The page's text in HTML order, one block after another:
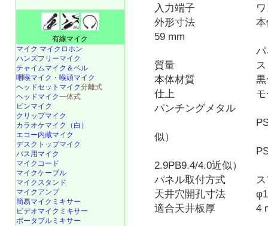
入力端子 ワンタ
外形寸法 本体部：
59 mm
パネル部：
質量 スピーカ
本体材質 黒色モ
仕上 モールド成
パンチングメタル
PS-S20B：黒
似）
PS-S20W：
2.9PB9.4/4.0近似）
パネル取付方式 スプ
天井穴開孔寸法
適合天井板厚 4
有線マイク
マイク マイクロホン
ハンズフリーマイク
チャイムマイク＆ベル
咽喉マイク・喉頭マイク
ヘッドセットマイク分離式
ヘッドマイク一体式
ピンマイク
クリップマイク
カラオケマイク（白）
エコー内蔵マイク
デスクトップマイク
バス用マイク
マイクコード
マイクケーブル
マイクスタンド
マイクアンプ
簡易マイクミキサー
ビデオマイクミキサー
ポータブルミキサー